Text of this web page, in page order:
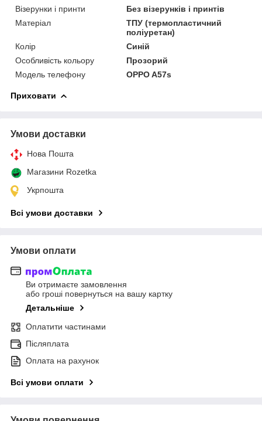
Візерунки і принти
Без візерунків і принтів
Матеріал
ТПУ (термопластичний
поліуретан)
Колір
Синій
Особливість кольору
Прозорий
Модель телефону
OPPO A57s
Приховати
Умови доставки
Нова Пошта
Магазини Rozetka
Укрпошта
Всі умови доставки
Умови оплати
Ви отримаєте замовлення
або гроші повернуться на вашу картку
Детальніше
Оплатити частинами
Післяплата
Оплата на рахунок
Всі умови оплати